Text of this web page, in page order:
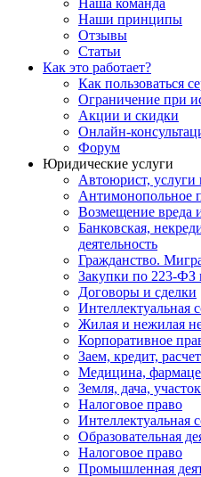
Наша команда
Наши принципы
Отзывы
Статьи
Как это работает?
Как пользоваться
Ограничение при
Акции и скидки
Онлайн-
Форум
Юридические услуги
Автоюрист, услуги
Антимонопольное
Возмещение вреда
Банковская,
деятельность
Гражданство.
Закупки по 223-
Договоры и сделки
Интеллектуальная
Жилая и нежилая
Корпоративное
Заем, кредит,
Медицина,
Земля, дача, участок
Налоговое право
Интеллектуальная
Образовательная
Налоговое право
Промышленная